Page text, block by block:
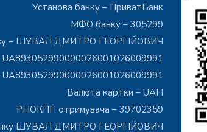
Установа банку – ПриватБанк
МФО банку – 305299
– ШУВАЛ ДМИТРО ГЕОРГІЙОВИЧ
UA893052990000026001026009991
UA893052990000026001026009991
Валюта картки – UAH
РНОКПП отримувача – 39702359
ШУВАЛ ДМИТРО ГЕОРГІЙОВИЧ